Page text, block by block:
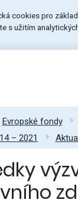
cookies pro
s užitím
Evropské fondy
– 2021